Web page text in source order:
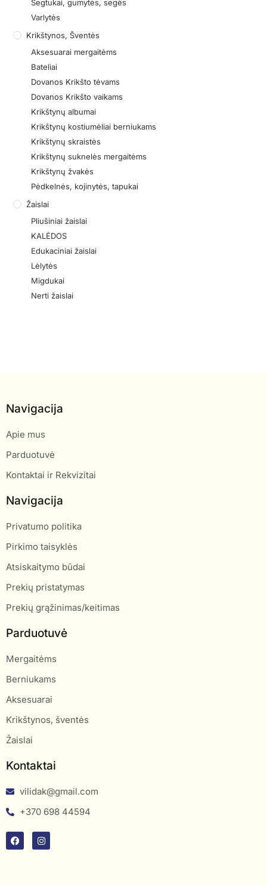
Segtukai, gumytės, segės
Varlytės
Krikštynos, Šventės
Aksesuarai mergaitėms
Bateliai
Dovanos Krikšto tėvams
Dovanos Krikšto vaikams
Krikštynų albumai
Krikštynų kostiumėliai berniukams
Krikštynų skraistės
Krikštynų suknelės mergaitėms
Krikštynų žvakės
Pėdkelnės, kojinytės, tapukai
Žaislai
Pliušiniai žaislai
KALĖDOS
Edukaciniai žaislai
Lėlytės
Migdukai
Nerti žaislai
Navigacija
Apie mus
Parduotuvė
Kontaktai ir Rekvizitai
Navigacija
Privatumo politika
Pirkimo taisyklės
Atsiskaitymo būdai
Prekių pristatymas
Prekių grąžinimas/keitimas
Parduotuvė
Mergaitėms
Berniukams
Aksesuarai
Krikštynos, šventės
Žaislai
Kontaktai
vilidak@gmail.com
+370 698 44594